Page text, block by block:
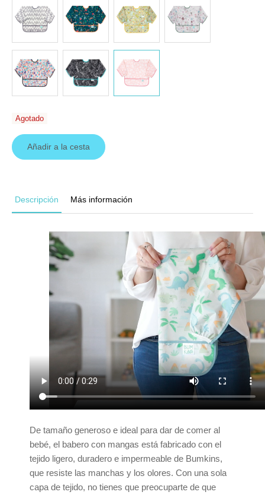
Agotado
Añadir a la cesta
Descripción Más información
De tamaño generoso e ideal para dar de comer al
bebé, el babero con mangas está fabricado con el
tejido ligero, duradero e impermeable de Bumkins,
que resiste las manchas y los olores. Con una sola
capa de tejido, no tienes que preocuparte de que